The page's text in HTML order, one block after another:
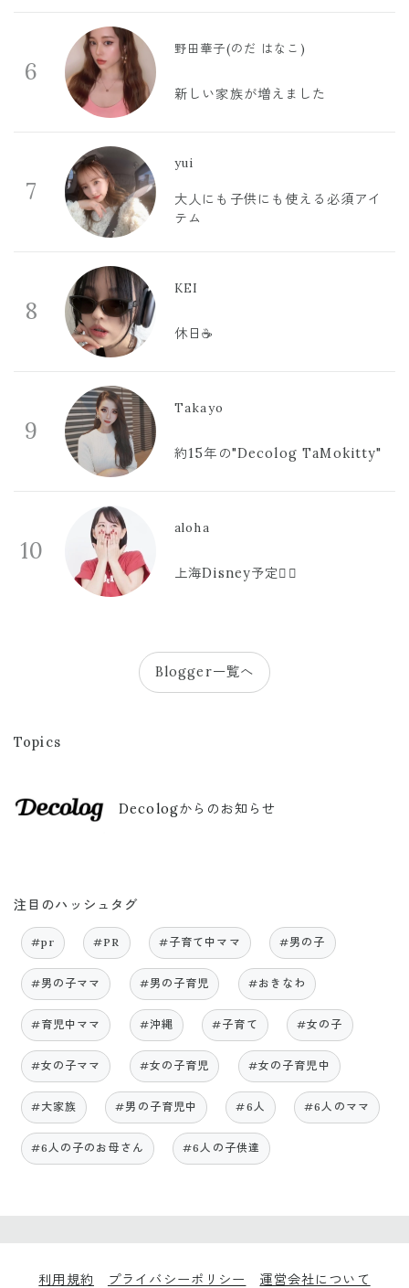
6
野田華子(のだ はなこ)
新しい家族が増えました
7
yui
大人にも子供にも使える必須アイ
テム
8
KEI
休日☕️
9
Takayo
約15年の"Decolog TaMokitty"
10
aloha
上海Disney予定🫪🩷
Blogger一覧へ
Topics
Decologからのお知らせ
注目のハッシュタグ
#pr #PR #子育て中ママ #男の子
#男の子ママ #男の子育児 #おきなわ
#育児中ママ #沖縄 #子育て #女の子
#女の子ママ #女の子育児 #女の子育児中
#大家族 #男の子育児中 #6人 #6人のママ
#6人の子のお母さん #6人の子供達
利用規約 プライバシーポリシー 運営会社について